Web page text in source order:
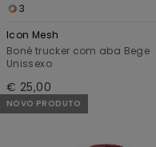
3
Icon Mesh
Boné trucker com aba Bege
Unissexo
€ 25,00
NOVO PRODUTO